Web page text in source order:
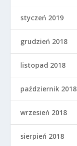
styczeń 2019
grudzień 2018
listopad 2018
październik 2018
wrzesień 2018
sierpień 2018